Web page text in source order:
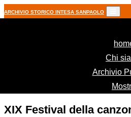
ARCHIVIO STORICO INTESA SANPAOLO
Chi
Archivio
XIX Festival della